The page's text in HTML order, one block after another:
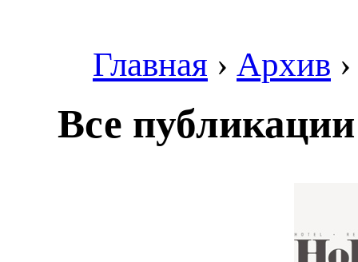
Главная › Архив
Все